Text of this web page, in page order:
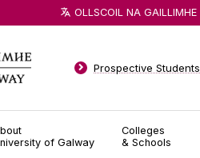
of Galway
Colleges
& Schools
Prospective Students
OLLSCOIL NA GAILLIMHE